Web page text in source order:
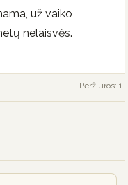
už vaiko
nelaisvės.
Peržiūros: 1